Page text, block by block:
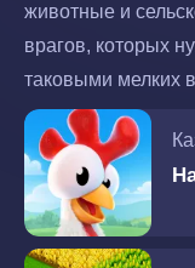
животные и
врагов, которых
таковыми мелких